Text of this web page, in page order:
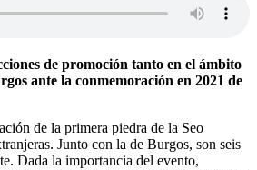
de promoción tanto en el ámbito
ante la conmemoración en 2021 de
de la primera piedra de la Seo
Junto con la de Burgos, son seis
Dada la importancia del evento,